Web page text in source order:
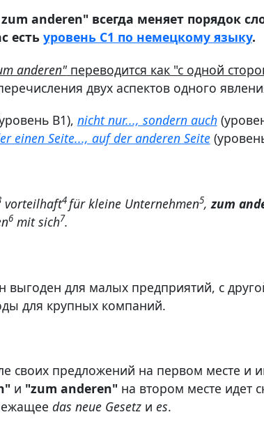
anderen" всегда меняет порядок
есть уровень С1 по немецкому языку.
anderen"переводится как "с одной
двух аспектов одного
В1), nicht nur..., sondern auch
einen Seite..., auf der anderen Seite
vorteilhaft4für kleine Unternehmen5,zum
6mit sich7.
для малых предприятий, с
для крупных компаний.
своих предложений на первом месте и
и "zum anderen"на втором месте идет
das neue Gesetz и es.